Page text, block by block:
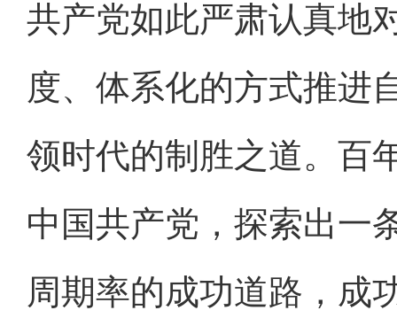
共产党如此严肃认真地
度、体系化的方式推进
领时代的制胜之道。百
中国共产党，探索出一
周期率的成功道路，成